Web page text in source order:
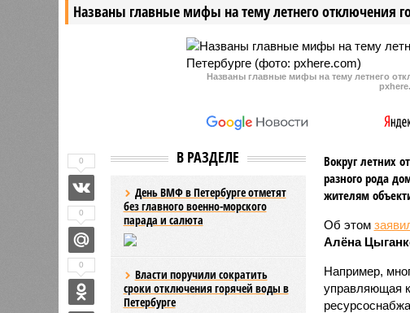
Названы главные мифы на тему летнего отключения
Названы главные мифы на тему летнего
В РАЗДЕЛЕ
День ВМФ в Петербурге отметят
без главного военно-морского
парада и салюта
Власти поручили сократить
сроки отключения горячей воды в
Петербурге
Вокруг летних
разного рода
жителям
Об этом
Алёна
Например,
управляющая
0
0
0